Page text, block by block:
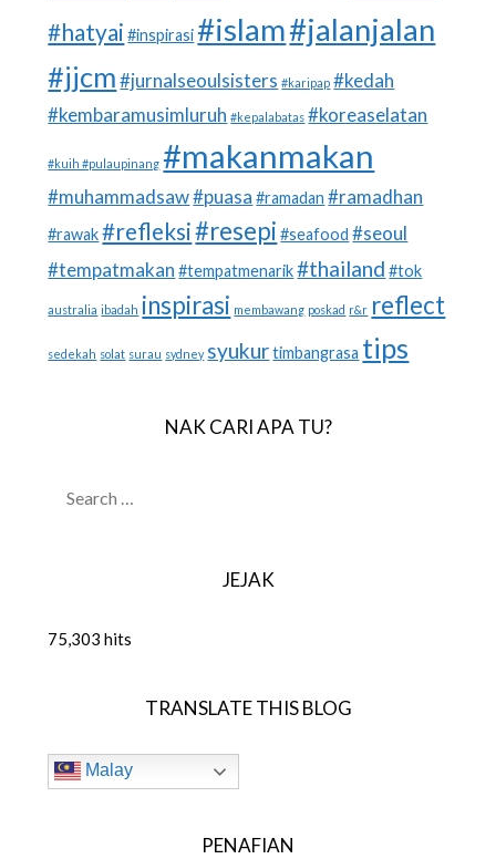
#hatyai #inspirasi #islam#jalanjalan
#jjcm #jurnalseoulsisters #karipap #kedah
#kembaramusimluruh #kepalabatas #koreaselatan
#kuih #pulaupinang #makanmakan
#muhammadsaw#puasa #ramadan #ramadhan
#rawak #refleksi#resepi #seafood #seoul
#tempatmakan #tempatmenarik #thailand #tok
australia ibadah inspirasi membawang poskad r&r reflect
sedekah solat surau sydney syukur timbangrasa tips
NAK CARI APA TU?
FOR:
JEJAK
75,303 hits
TRANSLATE THIS BLOG
Malay
PENAFIAN